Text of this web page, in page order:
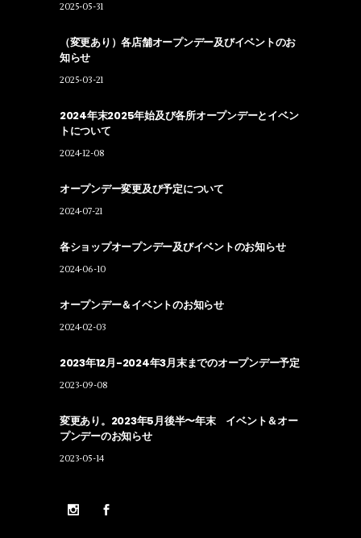
2025-05-31
（変更あり）各店舗オープンデー及びイベントのお
知らせ
2025-03-21
2024年末2025年始及び各所オープンデーとイベン
トについて
2024-12-08
オープンデー変更及び予定について
2024-07-21
各ショップオープンデー及びイベントのお知らせ
2024-06-10
オープンデー＆イベントのお知らせ
2024-02-03
2023年12月-2024年3月末までのオープンデー予定
2023-09-08
変更あり。2023年5月後半〜年末 イベント＆オー
プンデーのお知らせ
2023-05-14